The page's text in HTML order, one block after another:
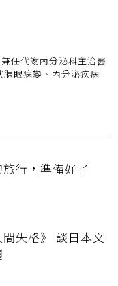
任代謝內分泌科主治醫
眼病變、內分泌疾病
行，準備好了
失格》 談日本文